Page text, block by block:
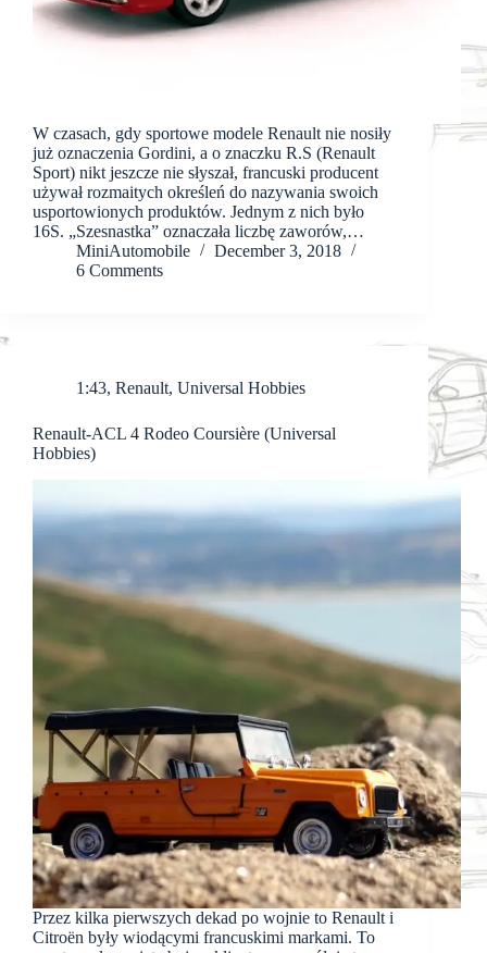
W czasach, gdy sportowe modele Renault nie nosiły
już oznaczenia Gordini, a o znaczku R.S (Renault
Sport) nikt jeszcze nie słyszał, francuski producent
używał rozmaitych określeń do nazywania swoich
usportowionych produktów. Jednym z nich było
16S. „Szesnastka” oznaczała liczbę zaworów,…
MiniAutomobile
December 3, 2018
6 Comments
1:43, Renault, Universal Hobbies
Renault-ACL 4 Rodeo Coursière (Universal
Hobbies)
Przez kilka pierwszych dekad po wojnie to Renault i
Citroën były wiodącymi francuskimi markami. To